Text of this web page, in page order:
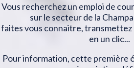
Vous recherchez un emploi de
sur le secteur de la
faites vous connaitre, transmettez
en un clic...
Pour information, cette première